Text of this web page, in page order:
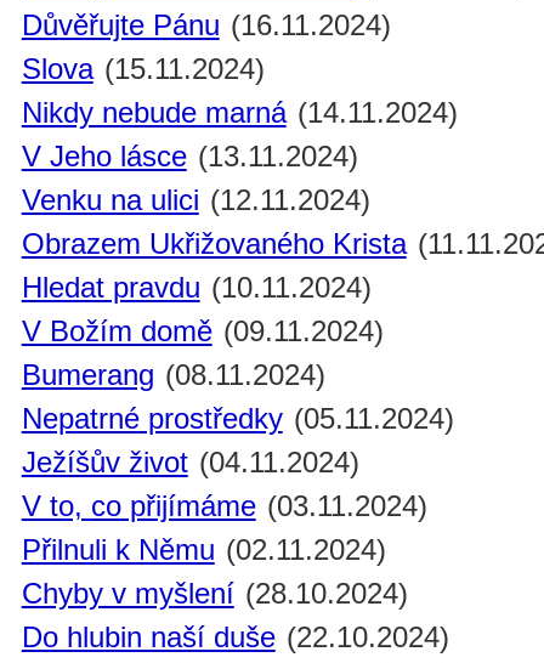
Důvěřujte Pánu (16.11.2024)
Slova (15.11.2024)
Nikdy nebude marná (14.11.2024)
V Jeho lásce (13.11.2024)
Venku na ulici (12.11.2024)
Obrazem Ukřižovaného Krista
Hledat pravdu (10.11.2024)
V Božím domě (09.11.2024)
Bumerang (08.11.2024)
Nepatrné prostředky (05.11.2024)
Ježíšův život (04.11.2024)
V to, co přijímáme (03.11.2024)
Přilnuli k Němu (02.11.2024)
Chyby v myšlení (28.10.2024)
Do hlubin naší duše (22.10.2024)